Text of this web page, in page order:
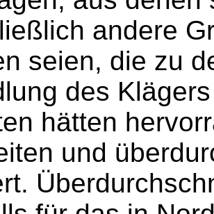
andere
seien, die zu
des
hätten
und